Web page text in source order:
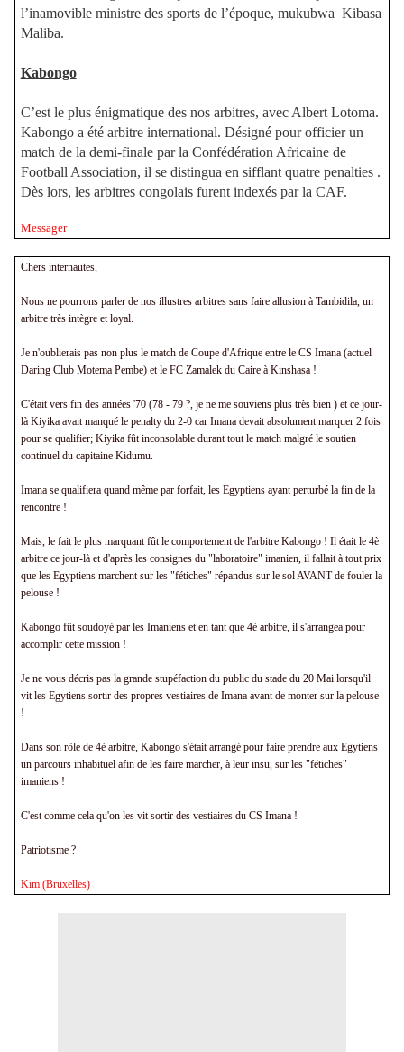
l’inamovible ministre des sports de l’époque, mukubwa Kibasa
Maliba.
Kabongo
C’est le plus énigmatique des nos arbitres, avec Albert Lotoma.
Kabongo a été arbitre international. Désigné pour officier un
match de la demi-finale par la Confédération Africaine de
Football Association, il se distingua en sifflant quatre penalties .
Dès lors, les arbitres congolais furent indexés par la CAF.
Messager
Chers internautes,
Nous ne pourrons parler de nos illustres arbitres sans faire allusion à Tambidila, un
arbitre très intègre et loyal.
Je n'oublierais pas non plus le match de Coupe d'Afrique entre le CS Imana (actuel
Daring Club Motema Pembe) et le FC Zamalek du Caire à Kinshasa !
C'était vers fin des années '70 (78 - 79 ?, je ne me souviens plus très bien ) et ce jour-
là Kiyika avait manqué le penalty du 2-0 car Imana devait absolument marquer 2 fois
pour se qualifier; Kiyika fût inconsolable durant tout le match malgré le soutien
continuel du capitaine Kidumu.
Imana se qualifiera quand même par forfait, les Egyptiens ayant perturbé la fin de la
rencontre !
Mais, le fait le plus marquant fût le comportement de l'arbitre Kabongo ! Il était le 4è
arbitre ce jour-là et d'après les consignes du "laboratoire" imanien, il fallait à tout prix
que les Egyptiens marchent sur les "fétiches" répandus sur le sol AVANT de fouler la
pelouse !
Kabongo fût soudoyé par les Imaniens et en tant que 4è arbitre, il s'arrangea pour
accomplir cette mission !
Je ne vous décris pas la grande stupéfaction du public du stade du 20 Mai lorsqu'il
vit les Egytiens sortir des propres vestiaires de Imana avant de monter sur la pelouse
!
Dans son rôle de 4è arbitre, Kabongo s'était arrangé pour faire prendre aux Egytiens
un parcours inhabituel afin de les faire marcher, à leur insu, sur les "fétiches"
imaniens !
C'est comme cela qu'on les vit sortir des vestiaires du CS Imana !
Patriotisme ?
Kim (Bruxelles)